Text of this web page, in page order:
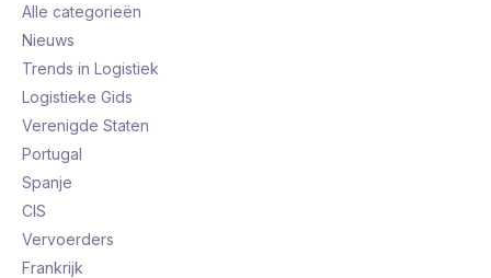
Alle categorieën
Nieuws
Trends in Logistiek
Logistieke Gids
Verenigde Staten
Portugal
Spanje
CIS
Vervoerders
Frankrijk